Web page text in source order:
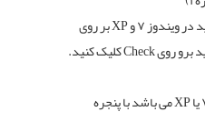
سپس وارد سربرگ Tools شوید در ویندوز ۷ و XP بر روی
Check now و اگر ویندوز ۸ دارید برو روی Check کلیک کنید.
اگر سیستم عامل شما ویندوز ۷ یا XP می باشد با پنجره